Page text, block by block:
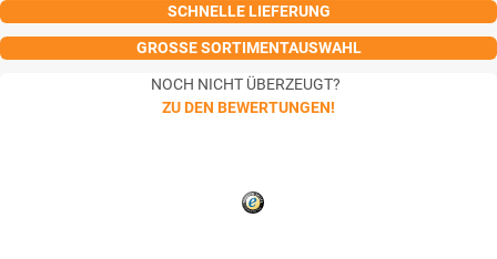
SCHNELLE LIEFERUNG
GROSSE SORTIMENTAUSWAHL
NOCH NICHT ÜBERZEUGT?
ZU DEN BEWERTUNGEN!